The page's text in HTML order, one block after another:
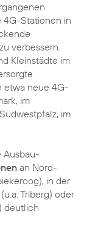
4G-Stationen in
zu verbessern.
Kleinstädte im
etwa neue 4G-
im
im
Ausbau-
an Nord-
in der
Triberg) oder
deutlich